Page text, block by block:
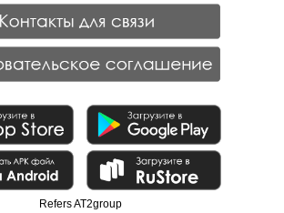
Refers AT2group